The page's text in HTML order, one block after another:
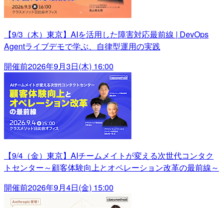
【9/3（木）東京】AIを活用した障害対応最前線 | DevOps
Agentライブデモで学ぶ、自律型運用の実践
開催前2026年9月3日(木) 16:00
【9/4（金）東京】AIチームメイトが変える次世代コンタク
トセンター～顧客体験向上とオペレーション改革の最前線～
開催前2026年9月4日(金) 15:00